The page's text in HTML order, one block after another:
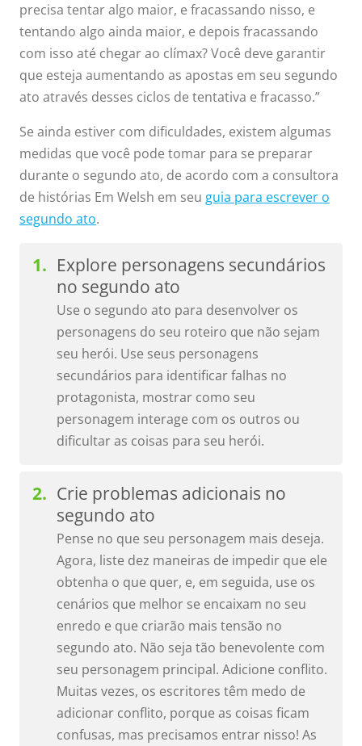
precisa tentar algo maior, e fracassando nisso, e
tentando algo ainda maior, e depois fracassando
com isso até chegar ao clímax? Você deve garantir
que esteja aumentando as apostas em seu segundo
ato através desses ciclos de tentativa e fracasso.”
Se ainda estiver com dificuldades, existem algumas
medidas que você pode tomar para se preparar
durante o segundo ato, de acordo com a consultora
de histórias Em Welsh em seu guia para escrever o
segundo ato.
Explore personagens secundários
no segundo ato
Use o segundo ato para desenvolver os
personagens do seu roteiro que não sejam
seu herói. Use seus personagens
secundários para identificar falhas no
protagonista, mostrar como seu
personagem interage com os outros ou
dificultar as coisas para seu herói.
Crie problemas adicionais no
segundo ato
Pense no que seu personagem mais deseja.
Agora, liste dez maneiras de impedir que ele
obtenha o que quer, e, em seguida, use os
cenários que melhor se encaixam no seu
enredo e que criarão mais tensão no
segundo ato. Não seja tão benevolente com
seu personagem principal. Adicione conflito.
Muitas vezes, os escritores têm medo de
adicionar conflito, porque as coisas ficam
confusas, mas precisamos entrar nisso! As